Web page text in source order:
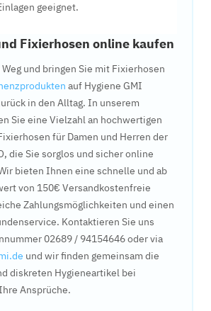
geeignet.
Fixierhosen online kaufen
und bringen Sie mit Fixierhosen
auf Hygiene GMI
in den Alltag. In unserem
Sie eine Vielzahl an hochwertigen
für Damen und Herren der
die Sie sorglos und sicher online
bieten Ihnen eine schnelle und ab
von 150€ Versandkostenfreie
Zahlungsmöglichkeiten und einen
Kontaktieren Sie uns
02689 / 94154646 oder via
und wir finden gemeinsam die
diskreten Hygieneartikel bei
Ansprüche.